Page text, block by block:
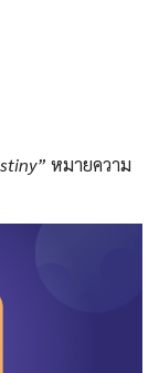
หมายความ